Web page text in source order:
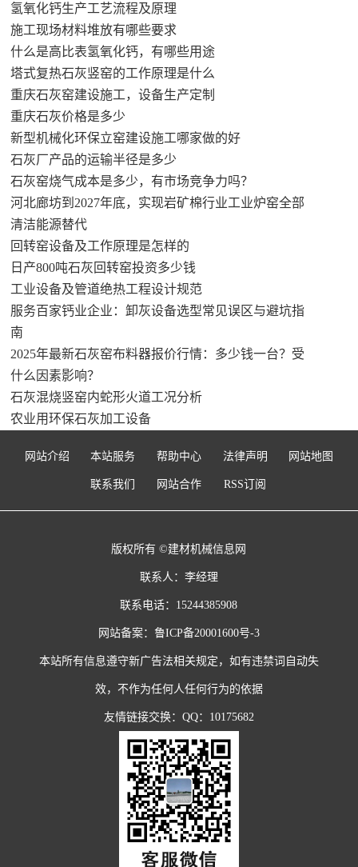
氢氧化钙生产工艺流程及原理
施工现场材料堆放有哪些要求
什么是高比表氢氧化钙，有哪些用途
塔式复热石灰竖窑的工作原理是什么
重庆石灰窑建设施工，设备生产定制
重庆石灰价格是多少
新型机械化环保立窑建设施工哪家做的好
石灰厂产品的运输半径是多少
石灰窑烧气成本是多少，有市场竞争力吗？
河北廊坊到2027年底，实现岩矿棉行业工业炉窑全部
清洁能源替代
回转窑设备及工作原理是怎样的
日产800吨石灰回转窑投资多少钱
工业设备及管道绝热工程设计规范
服务百家钙业企业：卸灰设备选型常见误区与避坑指
南
2025年最新石灰窑布料器报价行情：多少钱一台？受
什么因素影响？
石灰混烧竖窑内蛇形火道工况分析
农业用环保石灰加工设备
网站介绍 本站服务 帮助中心 法律声明 网站地图
联系我们 网站合作 RSS订阅
版权所有 ©建材机械信息网
联系人：李经理
联系电话：15244385908
网站备案： 鲁ICP备20001600号-3
本站所有信息遵守新广告法相关规定，如有违禁词自动失
效，不作为任何人任何行为的依据
友情链接交换：QQ：10175682